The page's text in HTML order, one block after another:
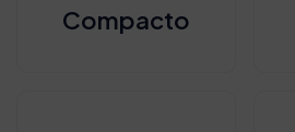
Compacto